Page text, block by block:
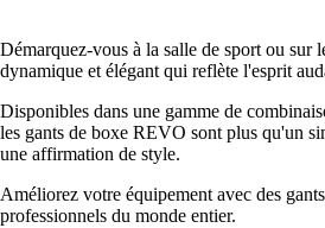
Démarquez-vous à la salle de sport ou sur
dynamique et élégant qui reflète l'esprit
Disponibles dans une gamme de
les gants de boxe REVO sont plus qu'un
une affirmation de style.
Améliorez votre équipement avec des
professionnels du monde entier.